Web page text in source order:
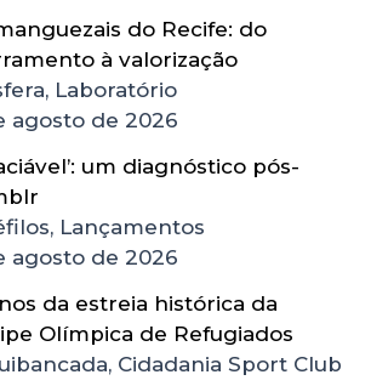
do Recife: do
à valorização
Laboratório
agosto de 2026
um diagnóstico pós-
Lançamentos
agosto de 2026
da estreia histórica da
Olímpica de Refugiados
Cidadania Sport Club